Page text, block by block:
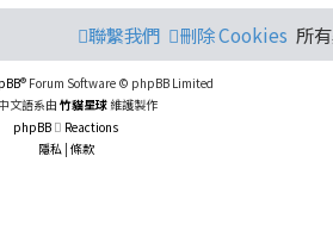
所
刪除 Cookies
聯繫我們
® Forum Software © phpBB Limited
文語系由竹貓星球維護製作
phpBB
Reactions
隱私| 條款